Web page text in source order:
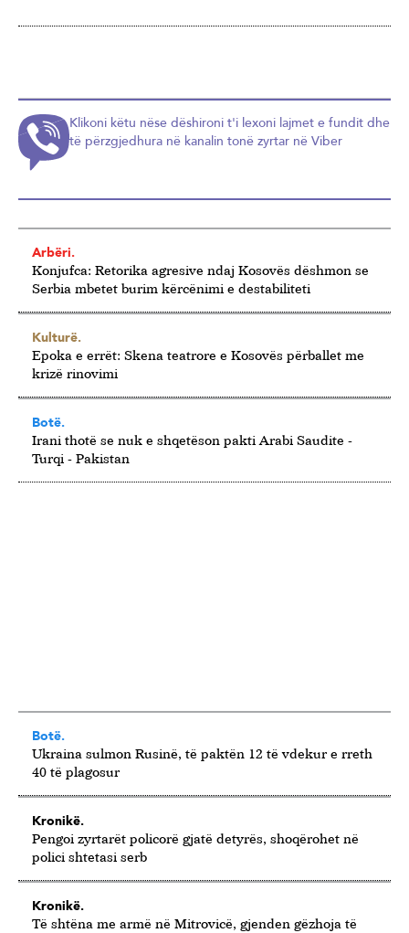
Klikoni këtu nëse dëshironi t'i lexoni lajmet e fundit dhe
të përzgjedhura në kanalin tonë zyrtar në Viber
Arbëri.
Konjufca: Retorika agresive ndaj Kosovës dëshmon se
Serbia mbetet burim kërcënimi e destabiliteti
Kulturë.
Epoka e errët: Skena teatrore e Kosovës përballet me
krizë rinovimi
Botë.
Irani thotë se nuk e shqetëson pakti Arabi Saudite -
Turqi - Pakistan
Botë.
Ukraina sulmon Rusinë, të paktën 12 të vdekur e rreth
40 të plagosur
Kronikë.
Pengoi zyrtarët policorë gjatë detyrës, shoqërohet në
polici shtetasi serb
Kronikë.
Të shtëna me armë në Mitrovicë, gjenden gëzhoja të